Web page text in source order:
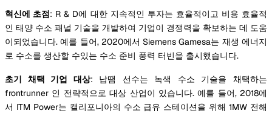
혁신에 초점: R & D에 대한 지속적인 투자는 효율적이고 비용 효율적
인 태양 수소 패널 기술을 개발하여 기업이 경쟁력을 확보하는 데 도움
이되었습니다. 예를 들어, 2020에서 Siemens Gamesa는 재생 에너지
로 수소를 생산할 수있는 수소 준비 풍력 터빈을 출시했습니다.
초기 채택 기업 대상: 납땜 선수는 녹색 수소 기술을 채택하는
frontrunner 인 전략적으로 대상 산업이 있습니다. 예를 들어, 2018에
서 ITM Power는 캘리포니아의 수소 급유 스테이션을 위해 1MW 전해